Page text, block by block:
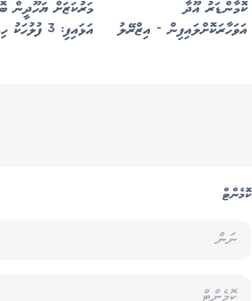
ކޮމެންޓް
ކޮމާންޑަރު އޫދާ
އަވަހާރަކޮށްލައިފިން - އިޒްރޭލު
މަރުކަޒަށް ޔަހޫދީން
އަޅައިފި: 3